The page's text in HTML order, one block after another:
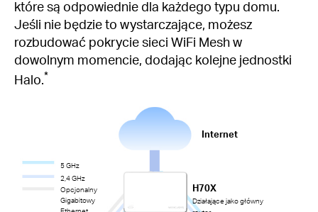
które są odpowiednie dla każdego typu domu.
Jeśli nie będzie to wystarczające, możesz
rozbudować pokrycie sieci WiFi Mesh w
dowolnym momencie, dodając kolejne jednostki
Halo.*
Internet
H70X
Działające jako główny
5 GHz
2,4 GHz
Opcjonalny
Gigabitowy
Ethernet